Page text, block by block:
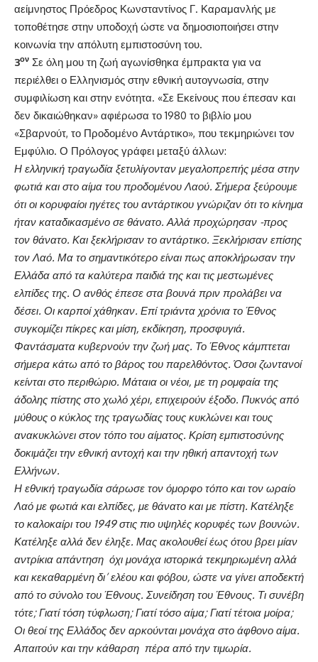
αείμνηστος Πρόεδρος Κωνσταντίνος Γ. Καραμανλής με
τοποθέτησε στην υποδοχή ώστε να δημοσιοποιήσει στην
κοινωνία την απόλυτη εμπιστοσύνη του.
3ον Σε όλη μου τη ζωή αγωνίσθηκα έμπρακτα για να
περιέλθει ο Ελληνισμός στην εθνική αυτογνωσία, στην
συμφιλίωση και στην ενότητα. «Σε Εκείνους που έπεσαν και
δεν δικαιώθηκαν» αφιέρωσα το 1980 το βιβλίο μου
«Σβαρνούτ, το Προδομένο Αντάρτικο», που τεκμηριώνει τον
Εμφύλιο. Ο Πρόλογος γράφει μεταξύ άλλων:
Η ελληνική τραγωδία ξετυλίγονταν μεγαλοπρεπής μέσα στην
φωτιά και στο αίμα του προδομένου Λαού. Σήμερα ξεύρουμε
ότι οι κορυφαίοι ηγέτες του αντάρτικου γνώριζαν ότι το κίνημα
ήταν καταδικασμένο σε θάνατο. Αλλά προχώρησαν -προς
τον θάνατο. Και ξεκλήρισαν το αντάρτικο. Ξεκλήρισαν επίσης
τον Λαό. Μα το σημαντικότερο είναι πως αποκλήρωσαν την
Ελλάδα από τα καλύτερα παιδιά της και τις μεστωμένες
ελπίδες της. Ο ανθός έπεσε στα βουνά πριν προλάβει να
δέσει. Οι καρποί χάθηκαν. Επί τριάντα χρόνια το Έθνος
συγκομίζει πίκρες και μίση, εκδίκηση, προσφυγιά.
Φαντάσματα κυβερνούν την ζωή μας. Το Έθνος κάμπτεται
σήμερα κάτω από το βάρος του παρελθόντος. Όσοι ζωντανοί
κείνται στο περιθώριο. Μάταια οι νέοι, με τη ρομφαία της
άδολης πίστης στο χωλό χέρι, επιχειρούν έξοδο. Πυκνός από
μύθους ο κύκλος της τραγωδίας τους κυκλώνει και τους
ανακυκλώνει στον τόπο του αίματος. Κρίση εμπιστοσύνης
δοκιμάζει την εθνική αντοχή και την ηθική απαντοχή των
Ελλήνων.
Η εθνική τραγωδία σάρωσε τον όμορφο τόπο και τον ωραίο
Λαό με φωτιά και ελπίδες, με θάνατο και με πίστη. Κατέληξε
το καλοκαίρι του 1949 στις πιο υψηλές κορυφές των βουνών.
Κατέληξε αλλά δεν έληξε. Μας ακολουθεί έως ότου βρει μίαν
αντρίκια απάντηση όχι μονάχα ιστορικά τεκμηριωμένη αλλά
και κεκαθαρμένη δι’ ελέου και φόβου, ώστε να γίνει αποδεκτή
από το σύνολο του Έθνους. Συνείδηση του Έθνους. Τι συνέβη
τότε; Γιατί τόση τύφλωση; Γιατί τόσο αίμα; Γιατί τέτοια μοίρα;
Οι θεοί της Ελλάδος δεν αρκούνται μονάχα στο άφθονο αίμα.
Απαιτούν και την κάθαρση πέρα από την τιμωρία.